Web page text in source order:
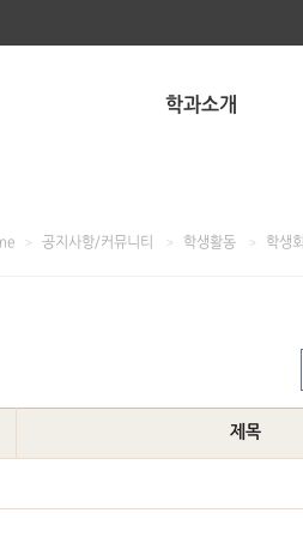
학과소개
공지사항/커뮤니티 학생활동 학생회
제목